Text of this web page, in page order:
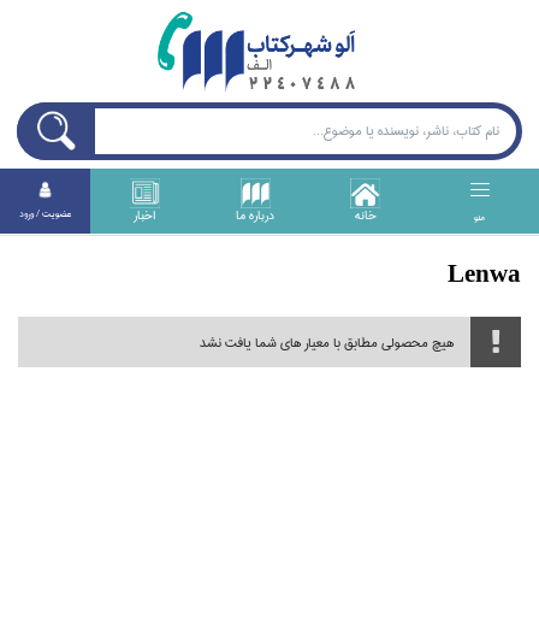
منو خانه درباره ما اخبار عضويت / ورود
Lenwa
هیچ محصولی مطابق با معیار های شما یافت نشد